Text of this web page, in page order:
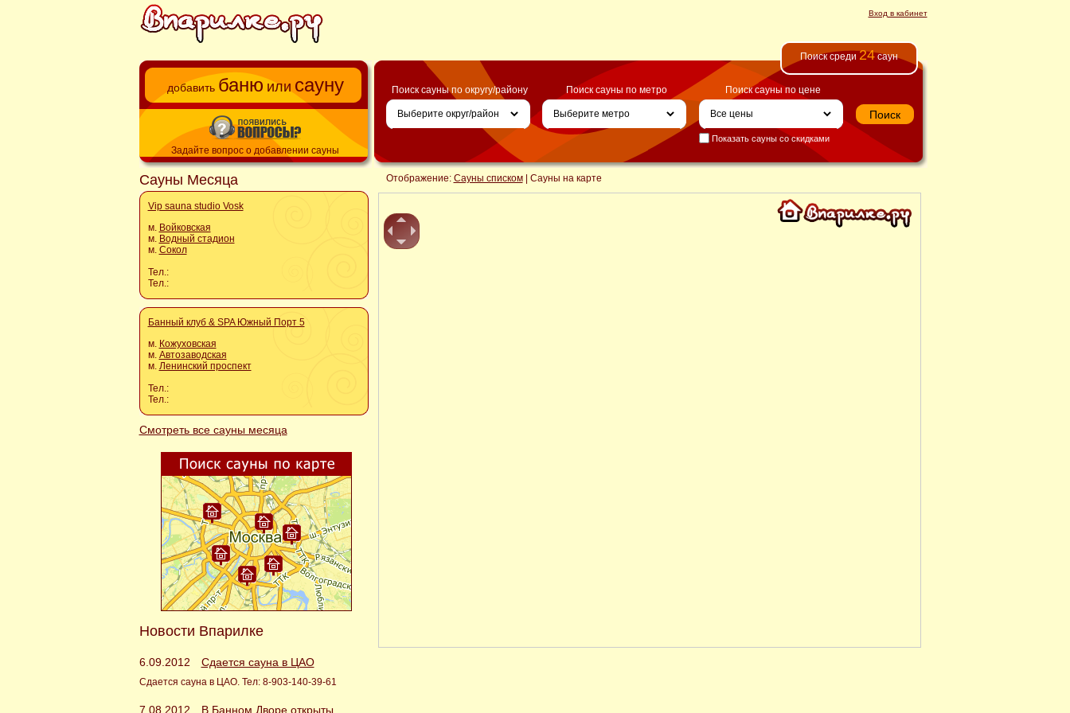
Вход в кабинет
добавить баню или сауну
Задайте вопрос о добавлении сауны
Сауны Месяца
Vip sauna studio Vosk
м. Войковская
м. Водный стадион
м. Сокол
Тел.:
Тел.:
Банный клуб & SPA Южный Порт 5
м. Кожуховская
м. Автозаводская
м. Ленинский проспект
Тел.:
Тел.:
Смотреть все сауны месяца
Новости Впарилке
6.09.2012 Сдается сауна в ЦАО
Сдается сауна в ЦАО. Тел: 8-903-140-39-61
7.08.2012 В Банном Дворе открыты
Поиск среди 24саун
Поиск сауны по округу/району Поиск сауны по метро Поиск сауны по цене
Показать сауны со скидками
Отображение: Сауны списком| Сауны на карте